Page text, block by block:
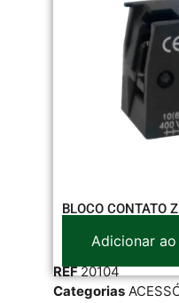
BLOCO CONTATO
Adicionar
REF20104
Categorias